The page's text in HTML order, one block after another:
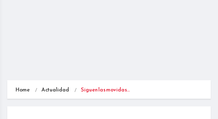
Home Actualidad Siguen las movidas…